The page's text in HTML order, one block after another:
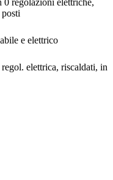
0 regolazioni elettriche,
e elettrico
elettrica, riscaldati, in